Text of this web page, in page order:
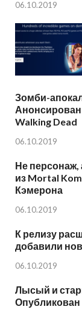
06.10.2019
Зомби-
Walking Dead
06.10.2019
Не персонаж,
из Mortal
Кэмерона
06.10.2019
К релизу
добавили
06.10.2019
Лысый и
Опубликован